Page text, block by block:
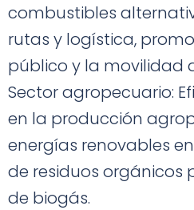
combustibles
rutas y logística,
público y la movilidad
Sector agropecuario:
en la producción
energías renovables
de residuos orgánicos
de biogás.